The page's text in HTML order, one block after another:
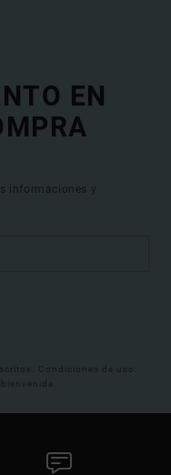
EN
informaciones y
Condiciones de uso